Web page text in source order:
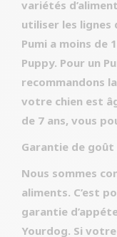
variétés
utiliser les lignes
Pumi a moins de
Puppy. Pour un
recommandons
votre chien est
de 7 ans, vous
Garantie de goût
Nous sommes
aliments. C’est
garantie
Yourdog. Si